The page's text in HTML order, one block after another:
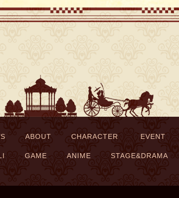
ABOUT CHARACTER EVENT
GAME ANIME STAGE&DRAMA